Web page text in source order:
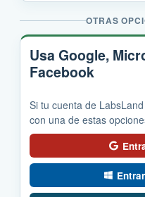
OTRAS
Usa Google,
Facebook
Si tu cuenta de
con una de estas